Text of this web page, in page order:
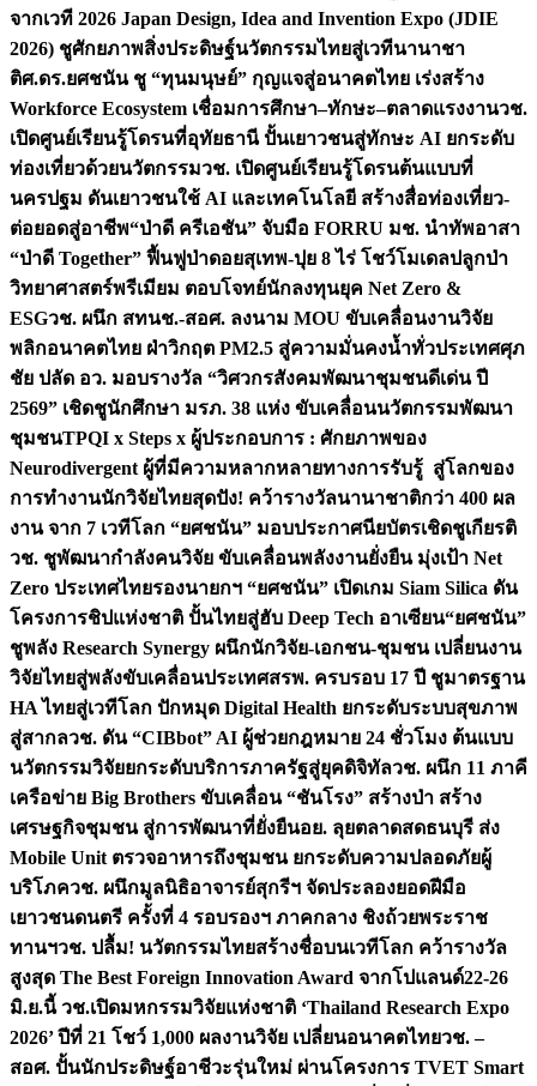
จากเวที 2026 Japan Design, Idea and Invention Expo (JDIE
2026) ชูศักยภาพสิ่งประดิษฐ์นวัตกรรมไทยสู่เวทีนานาชา
ติศ.ดร.ยศชนัน ชู “ทุนมนุษย์” กุญแจสู่อนาคตไทย เร่งสร้าง
Workforce Ecosystem เชื่อมการศึกษา–ทักษะ–ตลาดแรงงานวช.
เปิดศูนย์เรียนรู้โดรนที่อุทัยธานี ปั้นเยาวชนสู่ทักษะ AI ยกระดับ
ท่องเที่ยวด้วยนวัตกรรมวช. เปิดศูนย์เรียนรู้โดรนต้นแบบที่
นครปฐม ดันเยาวชนใช้ AI และเทคโนโลยี สร้างสื่อท่องเที่ยว-
ต่อยอดสู่อาชีพ“ป่าดี ครีเอชัน” จับมือ FORRU มช. นำทัพอาสา
“ป่าดี Together” ฟื้นฟูป่าดอยสุเทพ-ปุย 8 ไร่ โชว์โมเดลปลูกป่า
วิทยาศาสตร์พรีเมียม ตอบโจทย์นักลงทุนยุค Net Zero &
ESGวช. ผนึก สทนช.-สอศ. ลงนาม MOU ขับเคลื่อนงานวิจัย
พลิกอนาคตไทย ฝ่าวิกฤต PM2.5 สู่ความมั่นคงน้ำทั่วประเทศศุภ
ชัย ปลัด อว. มอบรางวัล “วิศวกรสังคมพัฒนาชุมชนดีเด่น ปี
2569” เชิดชูนักศึกษา มรภ. 38 แห่ง ขับเคลื่อนนวัตกรรมพัฒนา
ชุมชนTPQI x Steps x ผู้ประกอบการ : ศักยภาพของ
Neurodivergent ผู้ที่มีความหลากหลายทางการรับรู้ สู่โลกของ
การทำงานนักวิจัยไทยสุดปัง! คว้ารางวัลนานาชาติกว่า 400 ผล
งาน จาก 7 เวทีโลก “ยศชนัน” มอบประกาศนียบัตรเชิดชูเกียรติ
วช. ชูพัฒนากำลังคนวิจัย ขับเคลื่อนพลังงานยั่งยืน มุ่งเป้า Net
Zero ประเทศไทยรองนายกฯ “ยศชนัน” เปิดเกม Siam Silica ดัน
โครงการชิปแห่งชาติ ปั้นไทยสู่ฮับ Deep Tech อาเซียน“ยศชนัน”
ชูพลัง Research Synergy ผนึกนักวิจัย-เอกชน-ชุมชน เปลี่ยนงาน
วิจัยไทยสู่พลังขับเคลื่อนประเทศสรพ. ครบรอบ 17 ปี ชูมาตรฐาน
HA ไทยสู่เวทีโลก ปักหมุด Digital Health ยกระดับระบบสุขภาพ
สู่สากลวช. ดัน “CIBbot” AI ผู้ช่วยกฎหมาย 24 ชั่วโมง ต้นแบบ
นวัตกรรมวิจัยยกระดับบริการภาครัฐสู่ยุคดิจิทัลวช. ผนึก 11 ภาคี
เครือข่าย Big Brothers ขับเคลื่อน “ชันโรง” สร้างป่า สร้าง
เศรษฐกิจชุมชน สู่การพัฒนาที่ยั่งยืนอย. ลุยตลาดสดธนบุรี ส่ง
Mobile Unit ตรวจอาหารถึงชุมชน ยกระดับความปลอดภัยผู้
บริโภควช. ผนึกมูลนิธิอาจารย์สุกรีฯ จัดประลองยอดฝีมือ
เยาวชนดนตรี ครั้งที่ 4 รอบรองฯ ภาคกลาง ชิงถ้วยพระราช
ทานฯวช. ปลื้ม! นวัตกรรมไทยสร้างชื่อบนเวทีโลก คว้ารางวัล
สูงสุด The Best Foreign Innovation Award จากโปแลนด์22-26
มิ.ย.นี้ วช.เปิดมหกรรมวิจัยแห่งชาติ ‘Thailand Research Expo
2026’ ปีที่ 21 โชว์ 1,000 ผลงานวิจัย เปลี่ยนอนาคตไทยวช. –
สอศ. ปั้นนักประดิษฐ์อาชีวะรุ่นใหม่ ผ่านโครงการ TVET Smart